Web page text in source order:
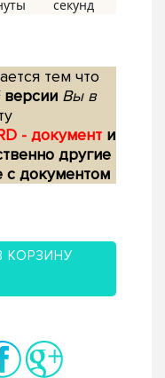
тем что
версии Вы в
- документ и
другие
с документом
КОРЗИНУ